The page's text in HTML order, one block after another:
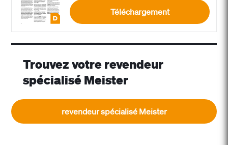
Téléchargement
Trouvez votre revendeur
spécialisé Meister
revendeur spécialisé Meister